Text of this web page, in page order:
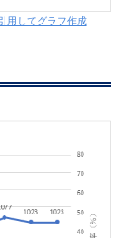
用してグラフ作成